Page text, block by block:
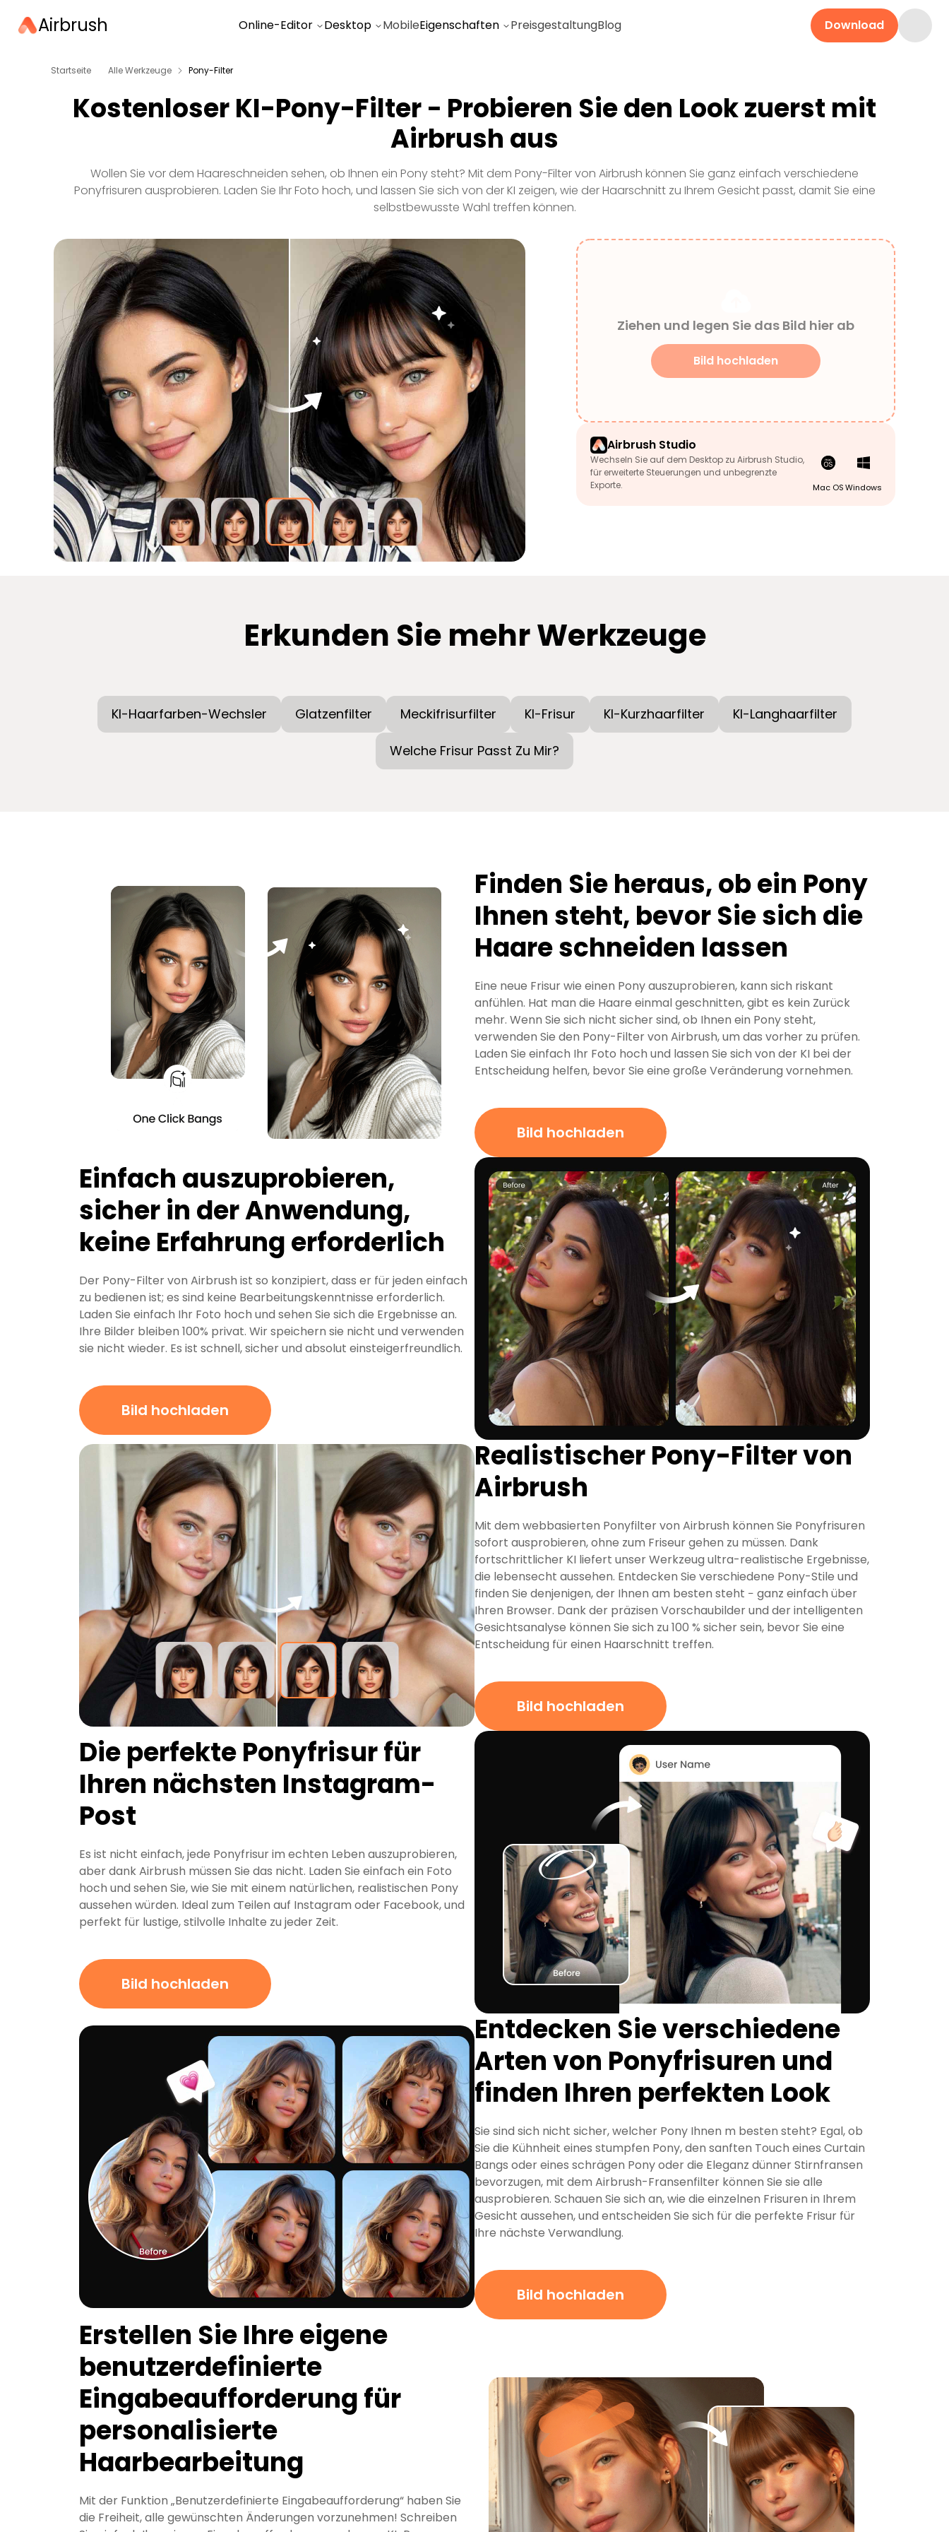
Airbrush Online-Editor Desktop MobileEigenschaften PreisgestaltungBlog Download
Startseite Alle Werkzeuge Pony-Filter
Kostenloser KI-Pony-Filter − Probieren Sie den Look zuerst mit
Airbrush aus
Wollen Sie vor dem Haareschneiden sehen, ob Ihnen ein Pony steht? Mit dem Pony-Filter von Airbrush können Sie ganz einfach verschiedene
Ponyfrisuren ausprobieren. Laden Sie Ihr Foto hoch, und lassen Sie sich von der KI zeigen, wie der Haarschnitt zu Ihrem Gesicht passt, damit Sie eine
selbstbewusste Wahl treffen können.
Ziehen und legen Sie das Bild hier ab
Bild hochladen
Airbrush Studio
Wechseln Sie auf dem Desktop zu Airbrush Studio,
für erweiterte Steuerungen und unbegrenzte
Exporte.
Mac OSWindows
Erkunden Sie mehr Werkzeuge
KI-Haarfarben-Wechsler Glatzenfilter Meckifrisurfilter KI-Frisur KI-Kurzhaarfilter KI-Langhaarfilter
Welche Frisur Passt Zu Mir?
Finden Sie heraus, ob ein Pony
Ihnen steht, bevor Sie sich die
Haare schneiden lassen
Eine neue Frisur wie einen Pony auszuprobieren, kann sich riskant
anfühlen. Hat man die Haare einmal geschnitten, gibt es kein Zurück
mehr. Wenn Sie sich nicht sicher sind, ob Ihnen ein Pony steht,
verwenden Sie den Pony-Filter von Airbrush, um das vorher zu prüfen.
Laden Sie einfach Ihr Foto hoch und lassen Sie sich von der KI bei der
Entscheidung helfen, bevor Sie eine große Veränderung vornehmen.
Bild hochladen
Einfach auszuprobieren,
sicher in der Anwendung,
keine Erfahrung erforderlich
Der Pony-Filter von Airbrush ist so konzipiert, dass er für jeden einfach
zu bedienen ist; es sind keine Bearbeitungskenntnisse erforderlich.
Laden Sie einfach Ihr Foto hoch und sehen Sie sich die Ergebnisse an.
Ihre Bilder bleiben 100% privat. Wir speichern sie nicht und verwenden
sie nicht wieder. Es ist schnell, sicher und absolut einsteigerfreundlich.
Bild hochladen
Realistischer Pony-Filter von
Airbrush
Mit dem webbasierten Ponyfilter von Airbrush können Sie Ponyfrisuren
sofort ausprobieren, ohne zum Friseur gehen zu müssen. Dank
fortschrittlicher KI liefert unser Werkzeug ultra-realistische Ergebnisse,
die lebensecht aussehen. Entdecken Sie verschiedene Pony-Stile und
finden Sie denjenigen, der Ihnen am besten steht − ganz einfach über
Ihren Browser. Dank der präzisen Vorschaubilder und der intelligenten
Gesichtsanalyse können Sie sich zu 100 % sicher sein, bevor Sie eine
Entscheidung für einen Haarschnitt treffen.
Bild hochladen
Die perfekte Ponyfrisur für
Ihren nächsten Instagram-
Post
Es ist nicht einfach, jede Ponyfrisur im echten Leben auszuprobieren,
aber dank Airbrush müssen Sie das nicht. Laden Sie einfach ein Foto
hoch und sehen Sie, wie Sie mit einem natürlichen, realistischen Pony
aussehen würden. Ideal zum Teilen auf Instagram oder Facebook, und
perfekt für lustige, stilvolle Inhalte zu jeder Zeit.
Bild hochladen
Entdecken Sie verschiedene
Arten von Ponyfrisuren und
finden Ihren perfekten Look
Sie sind sich nicht sicher, welcher Pony Ihnen m besten steht? Egal, ob
Sie die Kühnheit eines stumpfen Pony, den sanften Touch eines Curtain
Bangs oder eines schrägen Pony oder die Eleganz dünner Stirnfransen
bevorzugen, mit dem Airbrush-Fransenfilter können Sie sie alle
ausprobieren. Schauen Sie sich an, wie die einzelnen Frisuren in Ihrem
Gesicht aussehen, und entscheiden Sie sich für die perfekte Frisur für
Ihre nächste Verwandlung.
Bild hochladen
Erstellen Sie Ihre eigene
benutzerdefinierte
Eingabeaufforderung für
personalisierte
Haarbearbeitung
Mit der Funktion „Benutzerdefinierte Eingabeaufforderung“ haben Sie
die Freiheit, alle gewünschten Änderungen vorzunehmen! Schreiben